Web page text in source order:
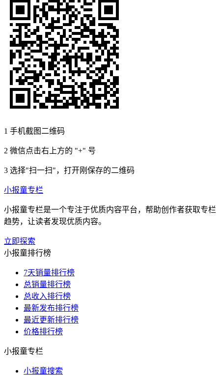
1 手机截图二维码
2 微信点击右上方的 "+" 号
3 选择"扫一扫"，打开刚保存的二维码
小报童专栏
小报童专栏是一个专注于优质内容平台，帮助创作者获取专栏
趋势，让读者发现优质内容。
立即探索
小报童排行榜
7天销量排行榜
总销量排行榜
总收入排行榜
最新发布排行榜
最近更新排行榜
价格排行榜
小报童专栏
小报童搜索